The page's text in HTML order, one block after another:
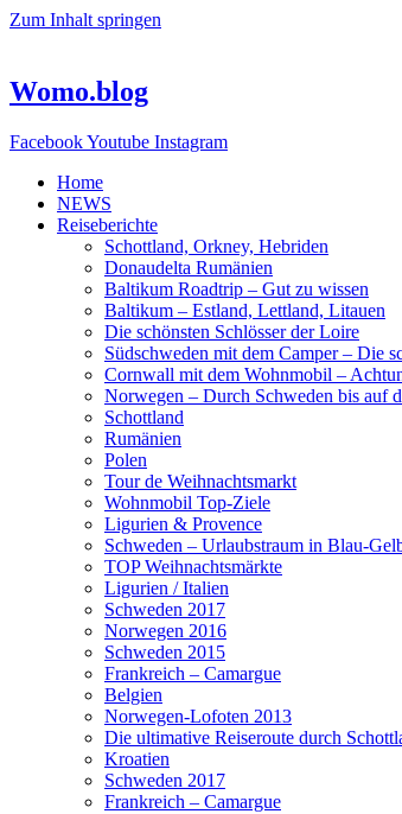
Zum Inhalt springen
Womo.blog
FacebookYoutube Instagram
Home
NEWS
Reiseberichte
Schottland, Orkney, Hebriden
Donaudelta Rumänien
Baltikum Roadtrip – Gut zu wissen
Baltikum – Estland, Lettland, Litauen
Die schönsten Schlösser der Loire
Südschweden mit dem Camper – Die
Cornwall mit dem Wohnmobil –
Norwegen – Durch Schweden bis auf
Schottland
Rumänien
Polen
Tour de Weihnachtsmarkt
Wohnmobil Top-Ziele
Ligurien & Provence
Schweden – Urlaubstraum in Blau-
TOP Weihnachtsmärkte
Ligurien / Italien
Schweden 2017
Norwegen 2016
Schweden 2015
Frankreich – Camargue
Belgien
Norwegen-Lofoten 2013
Die ultimative Reiseroute durch
Kroatien
Schweden 2017
Frankreich – Camargue